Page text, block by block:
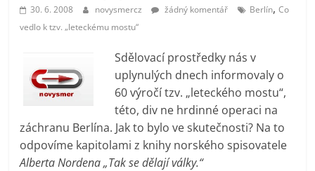
prospívá?
30. 6. 2008 novysmercz žádný komentář Berlín,Co
vedlo k tzv. „leteckému mostu“
Sdělovací prostředky nás v
uplynulých dnech informovaly o
60 výročí tzv. „leteckého mostu“,
této, div ne hrdinné operaci na
záchranu Berlína. Jak to bylo ve skutečnosti? Na to
odpovíme kapitolami z knihy norského spisovatele
Alberta Nordena „Tak se dělají války.“